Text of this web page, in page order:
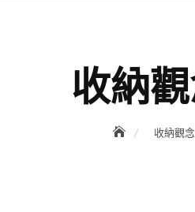
收納
收納觀念